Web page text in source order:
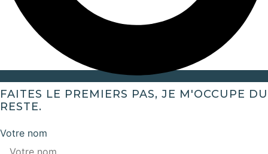
FAITES LE PREMIERS PAS, JE M'OCCUPE DU
RESTE.
Votre nom